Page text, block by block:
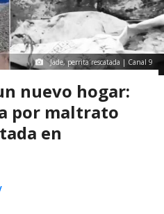
Jade, perrita rescatada | Canal 9
nuevo hogar:
por maltrato
en